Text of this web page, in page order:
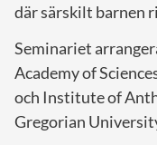
där särskilt barnen
Seminariet
Academy of
och Institute of
Gregorian